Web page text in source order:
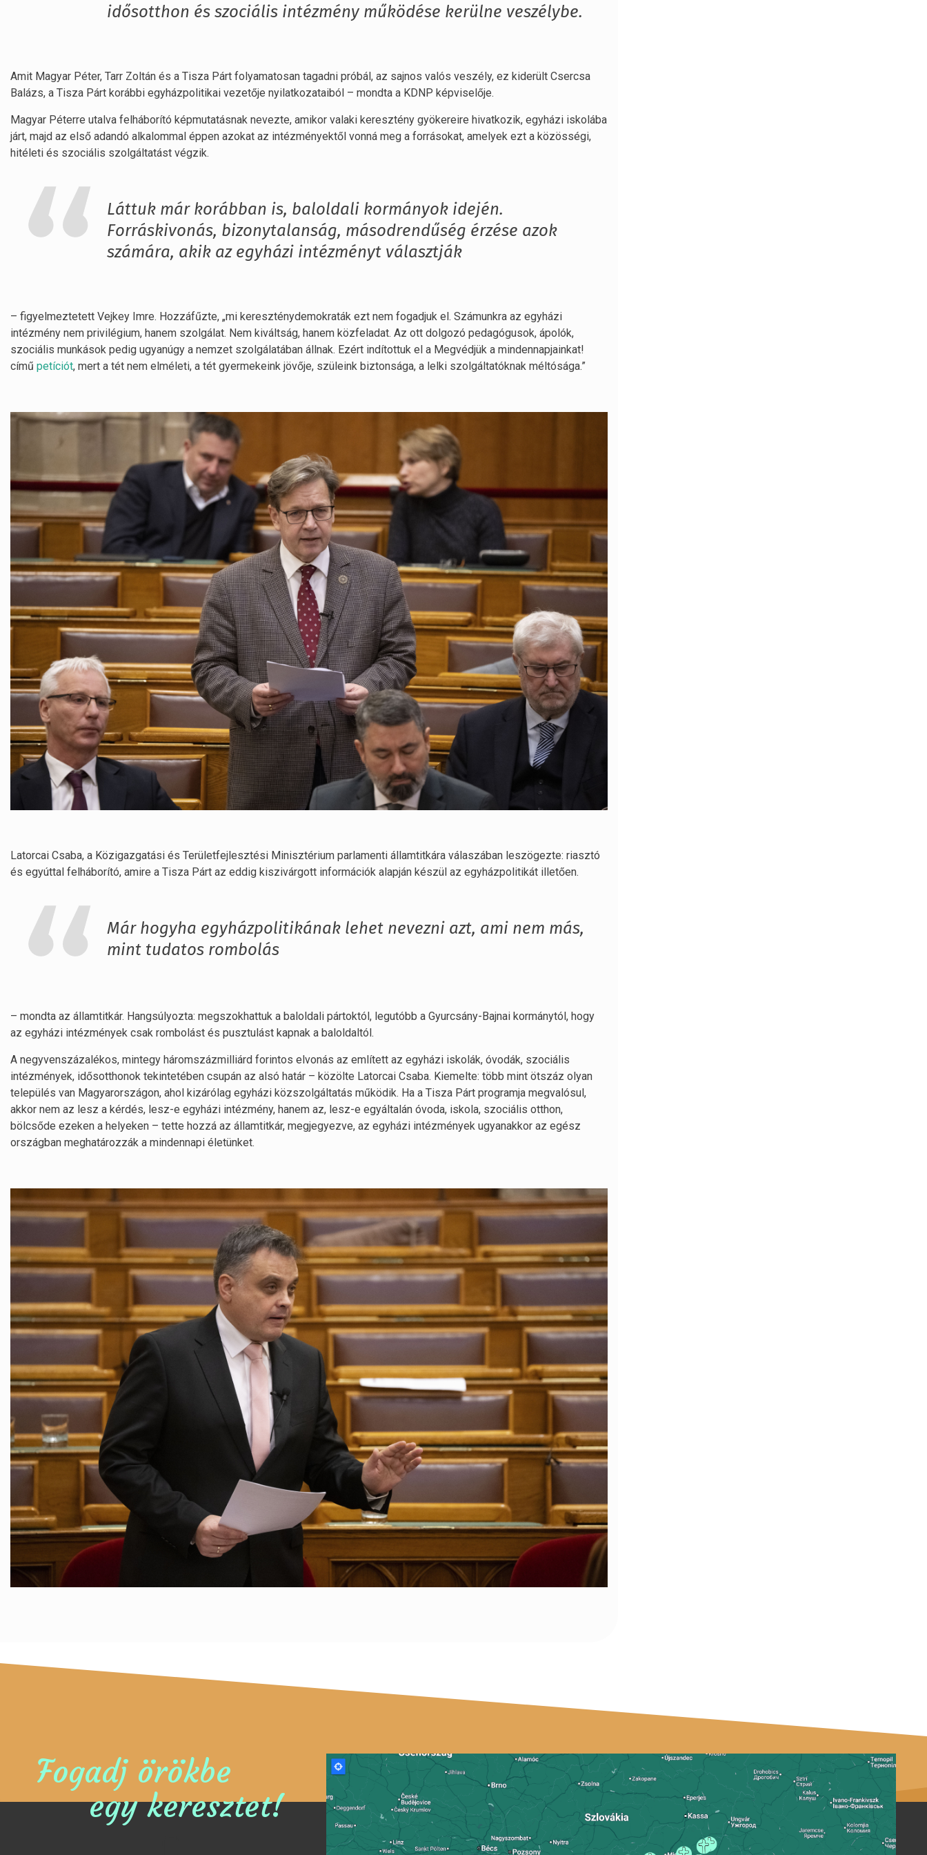
idősotthon és szociális intézmény működése kerülne veszélybe.
Amit Magyar Péter, Tarr Zoltán és a Tisza Párt folyamatosan tagadni próbál, az sajnos valós veszély, ez kiderült Csercsa
Balázs, a Tisza Párt korábbi egyházpolitikai vezetője nyilatkozataiból – mondta a KDNP képviselője.
Magyar Péterre utalva felháborító képmutatásnak nevezte, amikor valaki keresztény gyökereire hivatkozik, egyházi iskolába
járt, majd az első adandó alkalommal éppen azokat az intézményektől vonná meg a forrásokat, amelyek ezt a közösségi,
hitéleti és szociális szolgáltatást végzik.
Láttuk már korábban is, baloldali kormányok idején.
Forráskivonás, bizonytalanság, másodrendűség érzése azok
számára, akik az egyházi intézményt választják
– figyelmeztetett Vejkey Imre. Hozzáfűzte, „mi kereszténydemokraták ezt nem fogadjuk el. Számunkra az egyházi
intézmény nem privilégium, hanem szolgálat. Nem kiváltság, hanem közfeladat. Az ott dolgozó pedagógusok, ápolók,
szociális munkások pedig ugyanúgy a nemzet szolgálatában állnak. Ezért indítottuk el a Megvédjük a mindennapjainkat!
című petíciót, mert a tét nem elméleti, a tét gyermekeink jövője, szüleink biztonsága, a lelki szolgáltatóknak méltósága.”
Latorcai Csaba, a Közigazgatási és Területfejlesztési Minisztérium parlamenti államtitkára válaszában leszögezte: riasztó
és egyúttal felháborító, amire a Tisza Párt az eddig kiszivárgott információk alapján készül az egyházpolitikát illetően.
Már hogyha egyházpolitikának lehet nevezni azt, ami nem más,
mint tudatos rombolás
– mondta az államtitkár. Hangsúlyozta: megszokhattuk a baloldali pártoktól, legutóbb a Gyurcsány-Bajnai kormánytól, hogy
az egyházi intézmények csak rombolást és pusztulást kapnak a baloldaltól.
A negyvenszázalékos, mintegy háromszázmilliárd forintos elvonás az említett az egyházi iskolák, óvodák, szociális
intézmények, idősotthonok tekintetében csupán az alsó határ – közölte Latorcai Csaba. Kiemelte: több mint ötszáz olyan
település van Magyarországon, ahol kizárólag egyházi közszolgáltatás működik. Ha a Tisza Párt programja megvalósul,
akkor nem az lesz a kérdés, lesz-e egyházi intézmény, hanem az, lesz-e egyáltalán óvoda, iskola, szociális otthon,
bölcsőde ezeken a helyeken – tette hozzá az államtitkár, megjegyezve, az egyházi intézmények ugyanakkor az egész
országban meghatározzák a mindennapi életünket.
Fogadj örökbe
egy keresztet!